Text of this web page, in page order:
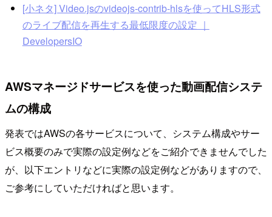
[小ネタ] Video.jsのvideojs-contrib-hlsを使ってHLS形式
のライブ配信を再生する最低限度の設定 ｜
DevelopersIO
AWSマネージドサービスを使った動画配信システ
ムの構成
発表ではAWSの各サービスについて、システム構成やサー
ビス概要のみで実際の設定例などをご紹介できませんでした
が、以下エントリなどに実際の設定例などがありますので、
ご参考にしていただければと思います。